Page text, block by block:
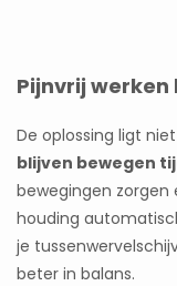
Pijnvrij
De oplossing ligt
blijven bewegen
bewegingen zorgen
houding
je
beter in balans.